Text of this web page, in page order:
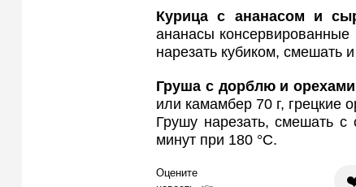
Курица с ананасом и
ананасы
нарезать кубиком, смешать
Груша с дорблю и
или камамбер 70 г, грецкие
Грушу нарезать, смешать
минут при 180 °C.
Оцените